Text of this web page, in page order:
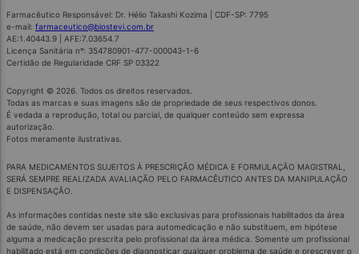
Farmacêutico Responsável: Dr. Hélio Takashi Kozima | CDF-SP: 7795
e-mail: farmaceutico@biostevi.com.br
AE:1.40443.9 | AFE:7.03654.7
Licença Sanitária nº: 354780901-477-000043-1-6
Certidão de Regularidade CRF SP 03322
Copyright © 2026. Todos os direitos reservados.
Todas as marcas e suas imagens são de propriedade de seus respectivos donos.
É vedada a reprodução, total ou parcial, de qualquer conteúdo sem expressa
autorização.
Fotos meramente ilustrativas.
PARA MEDICAMENTOS SUJEITOS À PRESCRIÇÃO MÉDICA E FORMULAÇÃO MAGISTRAL,
SERÁ SEMPRE REALIZADA AVALIAÇÃO PELO FARMACÊUTICO ANTES DA MANIPULAÇÃO
E DISPENSAÇÃO.
As informações contidas neste site são exclusivas para profissionais habilitados da área
de saúde, não devem ser usadas para automedicação e não substituem, em hipótese
alguma a medicação prescrita pelo profissional da área médica. Somente um profissional
habilitado está em condições de diagnosticar qualquer problema de saúde e prescrever o